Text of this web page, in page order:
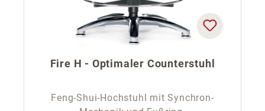
Fire H - Optimaler Counterstuhl
Feng-Shui-Hochstuhl mit Synchron-